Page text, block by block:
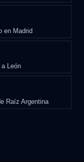
en Madrid
León
Raíz Argentina